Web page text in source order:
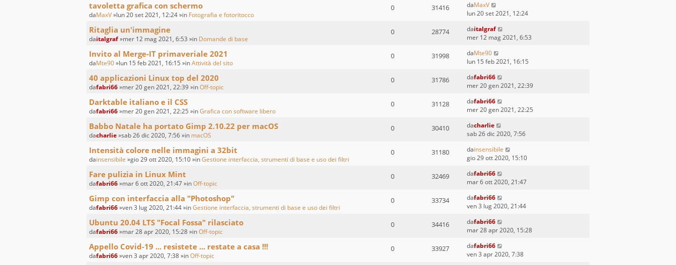
tavoletta grafica con schermo
daMaxV»lun 20 set 2021, 12:24 »in Fotografia e fotoritocco
0 31416 daMaxV
lun 20 set 2021, 12:24
Ritaglia un'immagine
daitalgraf»mer 12 mag 2021, 6:53 »in Domande di base
0 28774 daitalgraf
mer 12 mag 2021, 6:53
Invito al Merge-IT primaveriale 2021
daMte90»lun 15 feb 2021, 16:15 »inAttività del sito
0 31998 daMte90
lun 15 feb 2021, 16:15
40 applicazioni Linux top del 2020
dafabri66»mer 20 gen 2021, 22:39 »inOff-topic
0 31786 dafabri66
mer 20 gen 2021, 22:39
Darktable italiano e il CSS
dafabri66»mer 20 gen 2021, 22:25 »inGrafica con software libero
0 31128 dafabri66
mer 20 gen 2021, 22:25
Babbo Natale ha portato Gimp 2.10.22 per macOS
dacharlie»sab 26 dic 2020, 7:56 »in macOS
0 30410 dacharlie
sab 26 dic 2020, 7:56
Intensità colore nelle immagini a 32bit
dainsensibile »gio 29 ott 2020, 15:10 »inGestione interfaccia, strumenti di base e uso dei filtri
0 31180 dainsensibile
gio 29 ott 2020, 15:10
Fare pulizia in Linux Mint
dafabri66»mar 6 ott 2020, 21:47 »inOff-topic
0 32469 dafabri66
mar 6 ott 2020, 21:47
Gimp con interfaccia alla "Photoshop"
dafabri66»ven 3 lug 2020, 21:44 »inGestione interfaccia, strumenti di base e uso dei filtri
0 33734 dafabri66
ven 3 lug 2020, 21:44
Ubuntu 20.04 LTS "Focal Fossa" rilasciato
dafabri66»mar 28 apr 2020, 15:28 »inOff-topic
0 34416 dafabri66
mar 28 apr 2020, 15:28
Appello Covid-19 ... resistete ... restate a casa !!!
dafabri66»ven 3 apr 2020, 7:38 »inOff-topic
0 33927 dafabri66
ven 3 apr 2020, 7:38